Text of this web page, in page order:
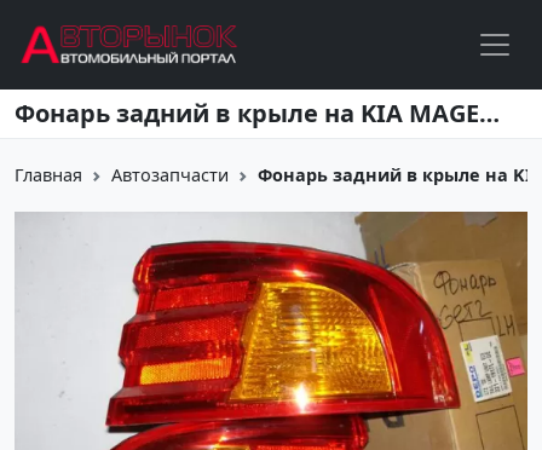
Перейти к основному содержанию Фонарь задний в крыле на KIA MAGENTIS I Краснодар
Главная Автозапчасти Фонарь задний в крыле на